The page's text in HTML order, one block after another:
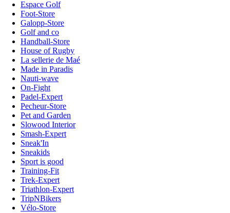
Espace Golf
Foot-Store
Galopp-Store
Golf and co
Handball-Store
House of Rugby
La sellerie de Maé
Made in Paradis
Nauti-wave
On-Fight
Padel-Expert
Pecheur-Store
Pet and Garden
Slowood Interior
Smash-Expert
Sneak'In
Sneakids
Sport is good
Training-Fit
Trek-Expert
Triathlon-Expert
TripNBikers
Vélo-Store